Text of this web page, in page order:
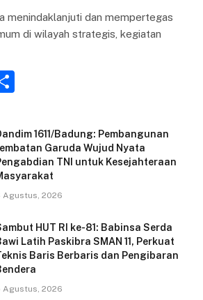
menindaklanjuti dan mempertegas
di wilayah strategis, kegiatan
ar
e
1611/Badung: Pembangunan
Garuda Wujud Nyata
TNI untuk Kesejahteraan
Agustus, 2026
HUT RI ke-81: Babinsa Serda
Latih Paskibra SMAN 11, Perkuat
Baris Berbaris dan Pengibaran
Agustus, 2026